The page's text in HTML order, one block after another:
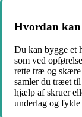
Hvordan kan
Du kan bygge et
som ved
rette træ og skære
samler du træet
hjælp af skruer
underlag og